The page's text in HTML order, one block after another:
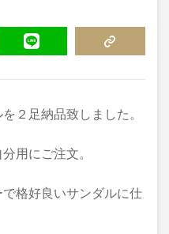
２足納品致しました。
用にご注文。
格好良いサンダルに仕